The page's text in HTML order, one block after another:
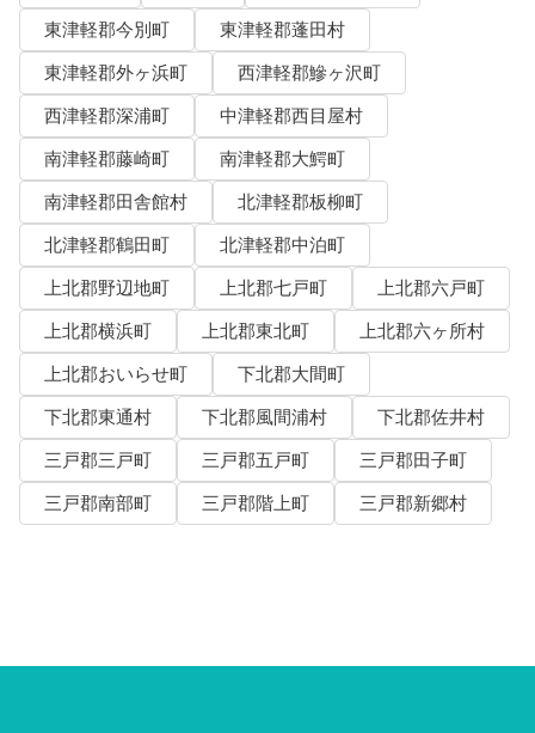
東津軽郡今別町
東津軽郡蓬田村
東津軽郡外ヶ浜町
西津軽郡鰺ヶ沢町
西津軽郡深浦町
中津軽郡西目屋村
南津軽郡藤崎町
南津軽郡大鰐町
南津軽郡田舎館村
北津軽郡板柳町
北津軽郡鶴田町
北津軽郡中泊町
上北郡野辺地町
上北郡七戸町
上北郡六戸町
上北郡横浜町
上北郡東北町
上北郡六ヶ所村
上北郡おいらせ町
下北郡大間町
下北郡東通村
下北郡風間浦村
下北郡佐井村
三戸郡三戸町
三戸郡五戸町
三戸郡田子町
三戸郡南部町
三戸郡階上町 三戸郡新郷村